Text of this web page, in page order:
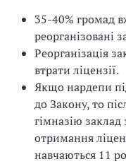
35-40% громад
реорганізовані
Реорганізація
втрати ліцензії.
Якщо нардепи
до Закону, то
гімназію
отримання
навчаються 11